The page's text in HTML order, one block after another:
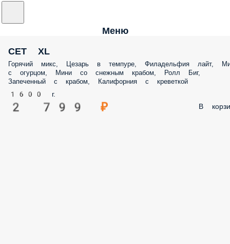
Меню
СЕТ XL
Горячий микс, Цезарь в темпуре, Филадельфия лайт,
с огурцом, Мини со снежным крабом, Ролл Биг,
Запеченный с крабом, Калифорния с креветкой
1600 г.
2 799 ₽ В